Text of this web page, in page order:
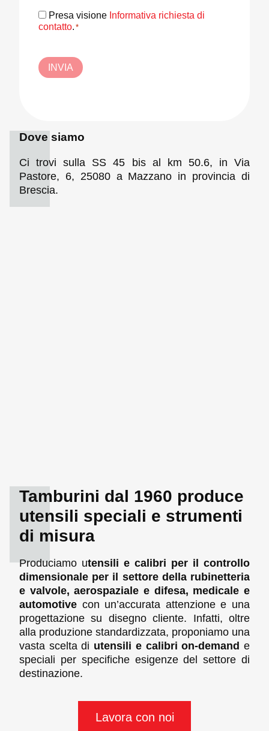
Consenso*
Presa visione Informativa richiesta di
contatto. *
INVIA
Dove siamo
Ci trovi sulla SS 45 bis al km 50.6, in Via
Pastore, 6, 25080 a Mazzano in provincia di
Brescia.
Tamburini dal 1960 produce
utensili speciali e strumenti
di misura
Produciamo utensili e calibri per il controllo
dimensionale per il settore della rubinetteria
e valvole, aerospaziale e difesa, medicale e
automotive con un’accurata attenzione e una
progettazione su disegno cliente. Infatti, oltre
alla produzione standardizzata, proponiamo una
vasta scelta di utensili e calibri on-demand e
speciali per specifiche esigenze del settore di
destinazione.
Lavora con noi